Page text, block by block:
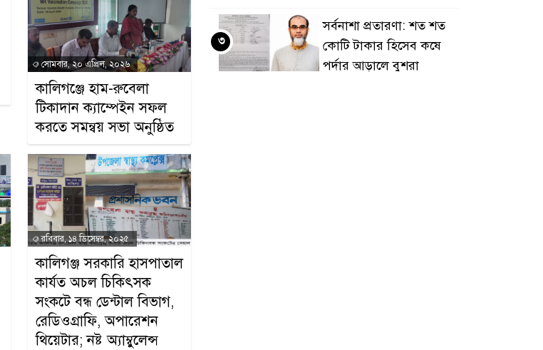
সোমবার, ২০ এপ্রিল, ২০২৬
কালিগঞ্জে হাম-রুবেলা
টিকাদান ক্যাম্পেইন সফল
করতে সমন্বয় সভা অনুষ্ঠিত
রবিবার, ১৪ ডিসেম্বর, ২০২৫
কালিগঞ্জ সরকারি হাসপাতাল
কার্যত অচল চিকিৎসক
সংকটে বন্ধ ডেন্টাল বিভাগ,
রেডিওগ্রাফি, অপারেশন
থিয়েটার; নষ্ট অ্যাম্বুলেন্স
সর্বনাশা প্রতারণা: শত শত
কোটি টাকার হিসেব কষে
পর্দার আড়ালে বুশরা
৩